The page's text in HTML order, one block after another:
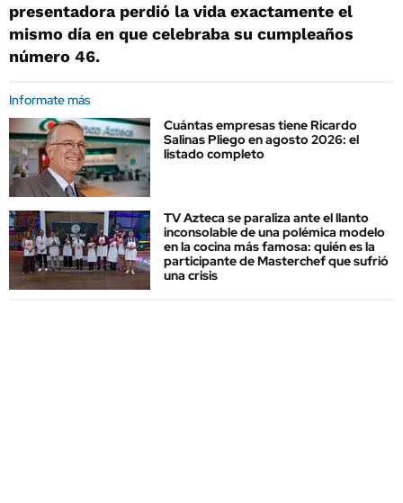
presentadora perdió la vida exactamente el
mismo día en que celebraba su cumpleaños
número 46.
Informate más
Cuántas empresas tiene Ricardo
Salinas Pliego en agosto 2026: el
listado completo
TV Azteca se paraliza ante el llanto
inconsolable de una polémica modelo
en la cocina más famosa: quién es la
participante de Masterchef que sufrió
una crisis